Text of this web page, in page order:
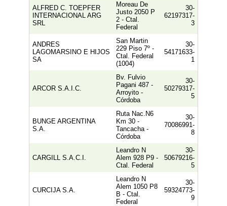
ALFRED C. TOEPFER
INTERNACIONAL ARG
SRL
Moreau De
Justo 2050 P
2 - Ctal.
Federal
30-
62197317-
3
ANDRES
LAGOMARSINO E HIJOS
SA
San Martin
229 Piso 7º -
Ctal. Federal
(1004)
30-
54171633-
1
ARCOR S.A.I.C.
Bv. Fulvio
Pagani 487 -
Arroyito -
Córdoba
30-
50279317-
5
BUNGE ARGENTINA
S.A.
Ruta Nac.n6
Km 30 -
Tancacha -
Córdoba
30-
70086991-
8
CARGILL S.A.C.I.
Leandro N
Alem 928 P9 -
Ctal. Federal
30-
50679216-
5
CURCIJA S.A.
Leandro N
Alem 1050 P8
B - Ctal.
Federal
30-
59324773-
9